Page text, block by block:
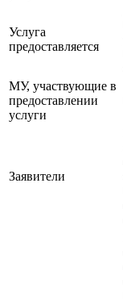
Услуга
предоставляется
МУ, участвующие в
предоставлении
услуги
Заявители